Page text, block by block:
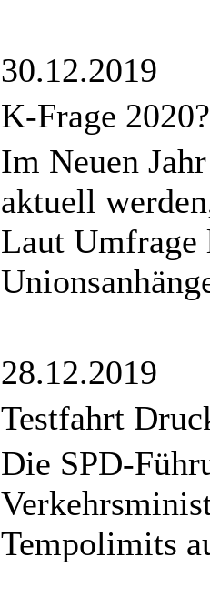
30.12.2019
K-Frage
Im Neuen
aktuell
Laut
28.12.2019
Testfahrt
Die SPD-
Tempolimits